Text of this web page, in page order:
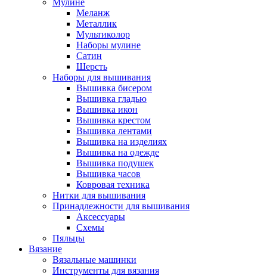
Мулине
Меланж
Металлик
Мультиколор
Наборы мулине
Сатин
Шерсть
Наборы для вышивания
Вышивка бисером
Вышивка гладью
Вышивка икон
Вышивка крестом
Вышивка лентами
Вышивка на изделиях
Вышивка на одежде
Вышивка подушек
Вышивка часов
Ковровая техника
Нитки для вышивания
Принадлежности для вышивания
Аксессуары
Схемы
Пяльцы
Вязание
Вязальные машинки
Инструменты для вязания